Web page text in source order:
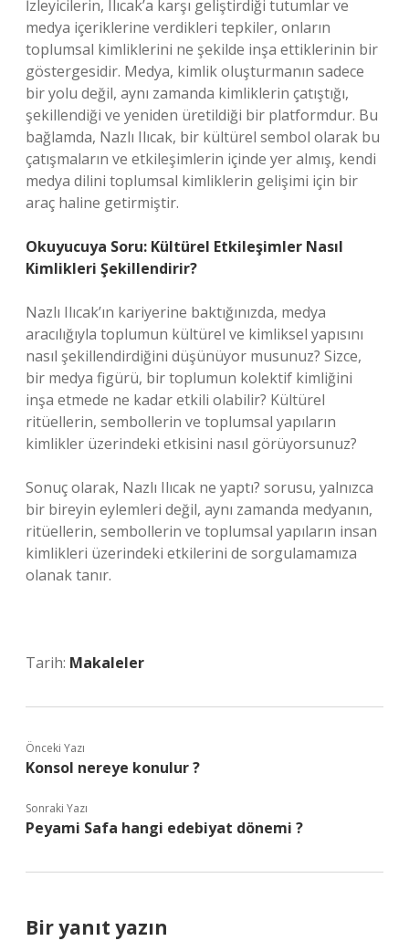
İzleyicilerin, Ilıcak’a karşı geliştirdiği tutumlar ve
medya içeriklerine verdikleri tepkiler, onların
toplumsal kimliklerini ne şekilde inşa ettiklerinin bir
göstergesidir. Medya, kimlik oluşturmanın sadece
bir yolu değil, aynı zamanda kimliklerin çatıştığı,
şekillendiği ve yeniden üretildiği bir platformdur. Bu
bağlamda, Nazlı Ilıcak, bir kültürel sembol olarak bu
çatışmaların ve etkileşimlerin içinde yer almış, kendi
medya dilini toplumsal kimliklerin gelişimi için bir
araç haline getirmiştir.
Okuyucuya Soru: Kültürel Etkileşimler Nasıl
Kimlikleri Şekillendirir?
Nazlı Ilıcak’ın kariyerine baktığınızda, medya
aracılığıyla toplumun kültürel ve kimliksel yapısını
nasıl şekillendirdiğini düşünüyor musunuz? Sizce,
bir medya figürü, bir toplumun kolektif kimliğini
inşa etmede ne kadar etkili olabilir? Kültürel
ritüellerin, sembollerin ve toplumsal yapıların
kimlikler üzerindeki etkisini nasıl görüyorsunuz?
Sonuç olarak, Nazlı Ilıcak ne yaptı? sorusu, yalnızca
bir bireyin eylemleri değil, aynı zamanda medyanın,
ritüellerin, sembollerin ve toplumsal yapıların insan
kimlikleri üzerindeki etkilerini de sorgulamamıza
olanak tanır.
Tarih: Makaleler
Önceki Yazı
Konsol nereye konulur ?
Sonraki Yazı
Peyami Safa hangi edebiyat dönemi ?
Bir yanıt yazın